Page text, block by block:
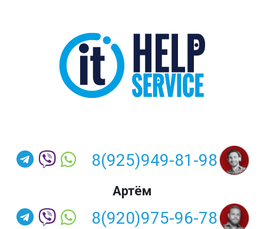
8(925)949-81-98
Артём
8(920)975-96-78